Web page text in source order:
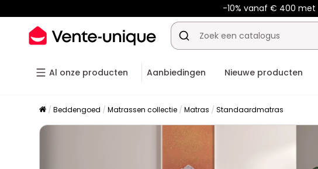
-10% vanaf € 400 met
Al onze producten Aanbiedingen Nieuwe producten
Beddengoed Matrassen collectie Matras Standaardmatras